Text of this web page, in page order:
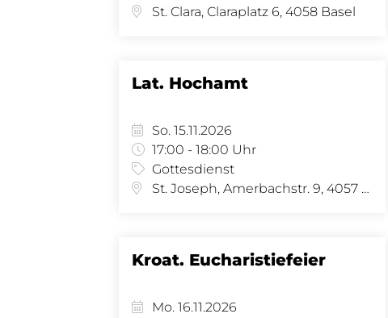
St. Clara, Claraplatz 6, 4058 Basel
Lat. Hochamt
So. 15.11.2026
17:00 - 18:00 Uhr
Gottesdienst
St. Joseph, Amerbachstr. 9, 4057 Basel
Kroat. Eucharistiefeier
Mo. 16.11.2026